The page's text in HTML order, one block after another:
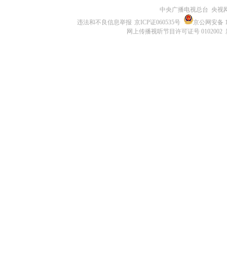
中央广播电视总台 央视
违法和不良信息举报 京ICP证060535号
京公网安备
网上传播视听节目许可证号 0102002